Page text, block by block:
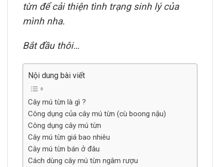
từn để cải thiện tình trạng sinh lý của
mình nha.
Bắt đầu thôi…
Nội dung bài viết
Cây mú từn là gì ?
Công dụng của cây mú từn (cù boong nậu)
Công dụng cây mú từn
Cây mú từn giá bao nhiêu
Cây mú từn bán ở đâu
Cách dùng cây mú từn ngâm rượu